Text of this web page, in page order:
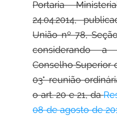
Portaria
24.04.2014,
União nº 78,
considerando a
Conselho Superior
03° reunião
o art. 20 e 21, da
08 de agosto de